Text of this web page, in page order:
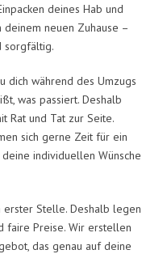
deines Hab und
deinem neuen Zuhause –
sorgfältig.
dich während des Umzugs
was passiert. Deshalb
Rat und Tat zur Seite.
sich gerne Zeit für ein
individuellen Wünsche
erster Stelle. Deshalb legen
faire Preise. Wir erstellen
das genau auf deine